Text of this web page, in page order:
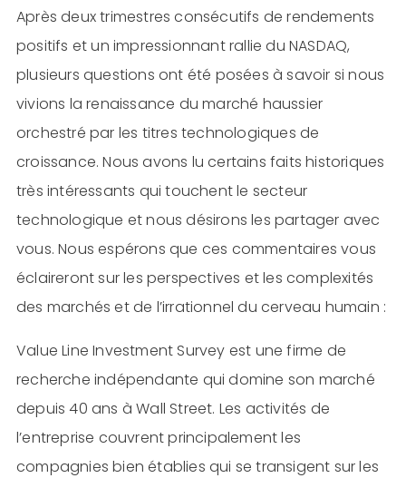
Après deux trimestres consécutifs de rendements
positifs et un impressionnant rallie du NASDAQ,
plusieurs questions ont été posées à savoir si nous
vivions la renaissance du marché haussier
orchestré par les titres technologiques de
croissance. Nous avons lu certains faits historiques
très intéressants qui touchent le secteur
technologique et nous désirons les partager avec
vous. Nous espérons que ces commentaires vous
éclaireront sur les perspectives et les complexités
des marchés et de l’irrationnel du cerveau humain :
Value Line Investment Survey est une firme de
recherche indépendante qui domine son marché
depuis 40 ans à Wall Street. Les activités de
l’entreprise couvrent principalement les
compagnies bien établies qui se transigent sur les